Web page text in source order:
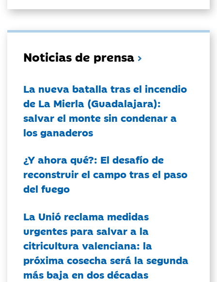
Noticias de prensa
La nueva batalla tras el incendio
de La Mierla (Guadalajara):
salvar el monte sin condenar a
los ganaderos
¿Y ahora qué?: El desafío de
reconstruir el campo tras el paso
del fuego
La Unió reclama medidas
urgentes para salvar a la
citricultura valenciana: la
próxima cosecha será la segunda
más baja en dos décadas